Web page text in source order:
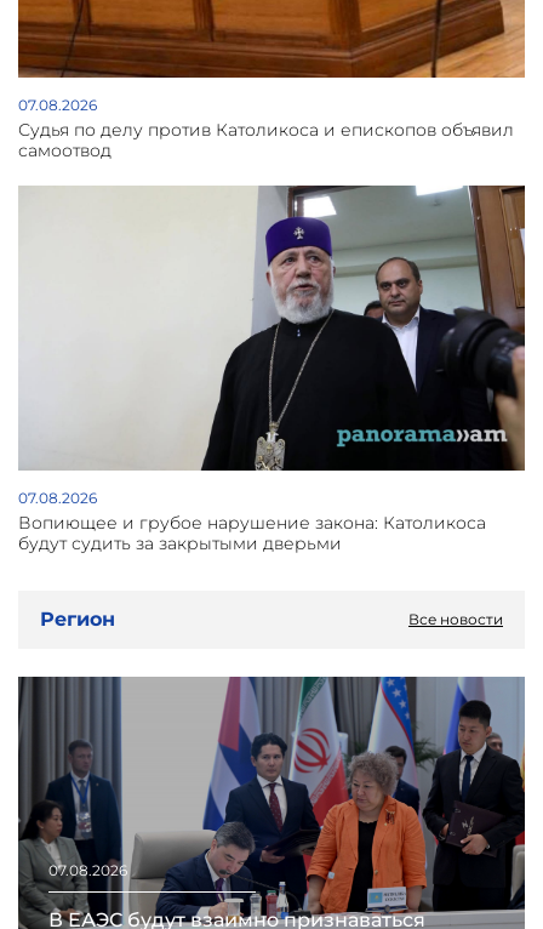
07.08.2026
Судья по делу против Католикоса и епископов объявил
самоотвод
07.08.2026
Вопиющее и грубое нарушение закона: Католикоса
будут судить за закрытыми дверьми
Регион Все новости
07.08.2026
В ЕАЭС будут взаимно признаваться